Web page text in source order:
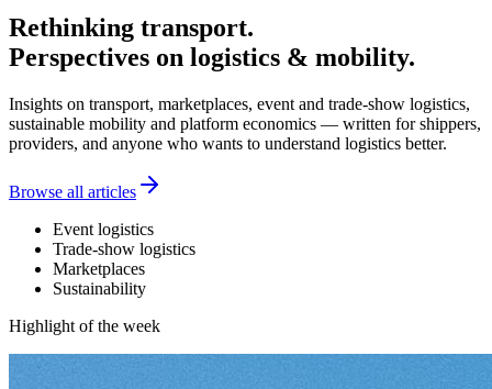
Rethinking transport.
Perspectives on logistics & mobility.
Insights on transport, marketplaces, event and trade-show logistics,
sustainable mobility and platform economics — written for shippers,
providers, and anyone who wants to understand logistics better.
Browse all articles
Event logistics
Trade-show logistics
Marketplaces
Sustainability
Highlight of the week